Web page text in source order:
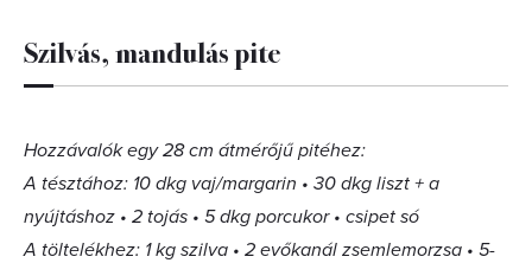
Szilvás, mandulás pite
Hozzávalók egy 28 cm átmérőjű pitéhez:
A tésztához: 10 dkg vaj/margarin • 30 dkg liszt + a
nyújtáshoz • 2 tojás • 5 dkg porcukor • csipet só
A töltelékhez: 1 kg szilva • 2 evőkanál zsemlemorzsa • 5-